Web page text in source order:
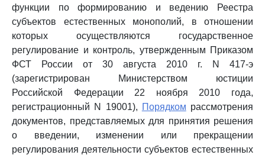
функции по формированию и ведению Реестра
субъектов естественных монополий, в отношении
которых осуществляются государственное
регулирование и контроль, утвержденным Приказом
ФСТ России от 30 августа 2010 г. N 417-э
(зарегистрирован Министерством юстиции
Российской Федерации 22 ноября 2010 года,
регистрационный N 19001), Порядком рассмотрения
документов, представляемых для принятия решения
о введении, изменении или прекращении
регулирования деятельности субъектов естественных